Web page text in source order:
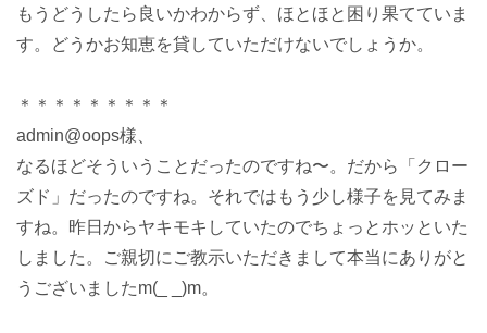
もうどうしたら良いかわからず、ほとほと困り果てていま
す。どうかお知恵を貸していただけないでしょうか。
＊＊＊＊＊＊＊＊＊
admin@oops様、
なるほどそういうことだったのですね〜。だから「クロー
ズド」だったのですね。それではもう少し様子を見てみま
すね。昨日からヤキモキしていたのでちょっとホッといた
しました。ご親切にご教示いただきまして本当にありがと
うございましたm(_ _)m。